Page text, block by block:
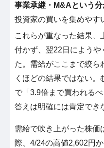
事業承継・M&Aという
投資家の買いを集めやす
これらが重なった結果、
付かず、翌22日によう
た。需給がここまで絞ら
くほどの結果ではない
で「3.9倍まで買われる
答えは明確には肯定でき
需給で吹き上がった株価
際、4/24の高値2,602円